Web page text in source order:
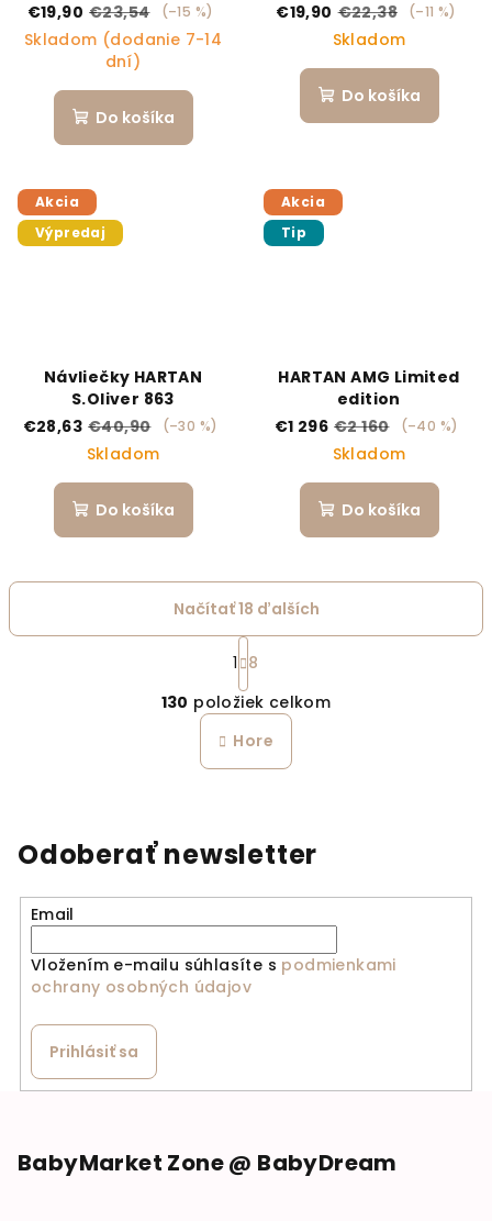
€19,90 €23,54 (–15 %)
Skladom (dodanie 7-14
dní)
Do košíka
€19,90 €22,38 (–11 %)
Skladom
Do košíka
Akcia
Výpredaj
Návliečky HARTAN
S.Oliver 863
€28,63 €40,90 (–30 %)
Skladom
Do košíka
Akcia
Tip
HARTAN AMG Limited
edition
€1 296 €2 160 (–40 %)
Skladom
Do košíka
Ovládacie prvky
Načítať 18 ďalších
Stránkovanie
1 8
130 položiek celkom
Hore
Odoberať newsletter
Email
Vložením e-mailu súhlasíte s podmienkami
ochrany osobných údajov
Prihlásiť sa
BabyMarket Zone @ BabyDream